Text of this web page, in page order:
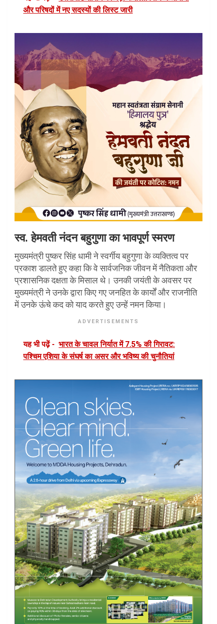
और परिषदों में नए सदस्यों की लिस्ट जारी
स्व. हेमवती नंदन बहुगुणा का भावपूर्ण स्मरण
मुख्यमंत्री पुष्कर सिंह धामी ने स्वर्गीय बहुगुणा के व्यक्तित्व पर
प्रकाश डालते हुए कहा कि वे सार्वजनिक जीवन में नैतिकता और
प्रशासनिक दक्षता के मिसाल थे। उनकी जयंती के अवसर पर
मुख्यमंत्री ने उनके द्वारा किए गए जनहित के कार्यों और राजनीति
में उनके ऊंचे कद को याद करते हुए उन्हें नमन किया।
ADVERTISEMENTS
यह भी पढ़ें - भारत के चावल निर्यात में 7.5% की गिरावट:
पश्चिम एशिया के संघर्ष का असर और भविष्य की चुनौतियां